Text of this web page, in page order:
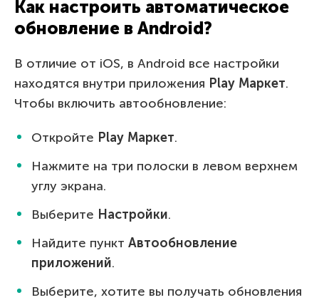
Как настроить автоматическое
обновление в Android?
В отличие от iOS, в Android все настройки
находятся внутри приложения Play Маркет.
Чтобы включить автообновление:
Откройте Play Маркет.
Нажмите на три полоски в левом верхнем
углу экрана.
Выберите Настройки.
Найдите пункт Автообновление
приложений.
Выберите, хотите вы получать обновления